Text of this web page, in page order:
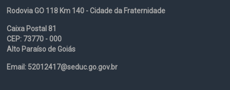
Rodovia GO 118 Km 140 - Cidade da Fraternidade
Caixa Postal 81
CEP: 73770 - 000
Alto Paraíso de Goiás
Email: 52012417@seduc.go.gov.br